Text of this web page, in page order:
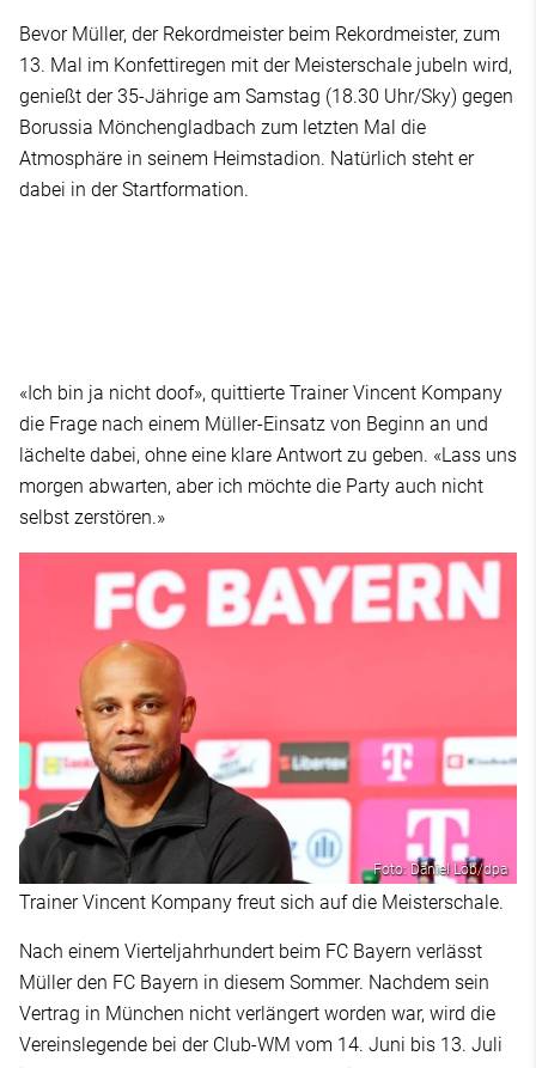
Bevor Müller, der Rekordmeister beim Rekordmeister, zum
13. Mal im Konfettiregen mit der Meisterschale jubeln wird,
genießt der 35-Jährige am Samstag (18.30 Uhr/Sky) gegen
Borussia Mönchengladbach zum letzten Mal die
Atmosphäre in seinem Heimstadion. Natürlich steht er
dabei in der Startformation.
«Ich bin ja nicht doof», quittierte Trainer Vincent Kompany
die Frage nach einem Müller-Einsatz von Beginn an und
lächelte dabei, ohne eine klare Antwort zu geben. «Lass uns
morgen abwarten, aber ich möchte die Party auch nicht
selbst zerstören.»
Foto: Daniel Löb/dpa
Trainer Vincent Kompany freut sich auf die Meisterschale.
Nach einem Vierteljahrhundert beim FC Bayern verlässt
Müller den FC Bayern in diesem Sommer. Nachdem sein
Vertrag in München nicht verlängert worden war, wird die
Vereinslegende bei der Club-WM vom 14. Juni bis 13. Juli